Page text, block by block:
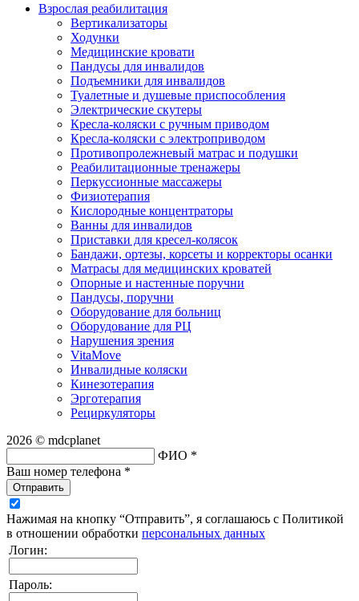
Взрослая реабилитация
Вертикализаторы
Ходунки
Медицинские кровати
Пандусы для инвалидов
Подъемники для инвалидов
Туалетные и душевые приспособления
Электрические скутеры
Кресла-коляски с ручным приводом
Кресла-коляски с электроприводом
Противопролежневый матрас и подушки
Реабилитационные тренажеры
Перкуссионные массажеры
Физиотерапия
Кислородные концентраторы
Ванны для инвалидов
Приставки для кресел-колясок
Бандажи, ортезы, корсеты и корректоры осанки
Матрасы для медицинских кроватей
Опорные и настенные поручни
Пандусы, поручни
Оборудование для больниц
Оборудование для РЦ
Нарушения зрения
VitaMove
Инвалидные коляски
Кинезотерапия
Эрготерапия
Рециркуляторы
2026 © mdcplanet
ФИО *
Ваш номер телефона *
Отправить
Нажимая на кнопку “Отправить”, я соглашаюсь с Политикой
в отношении обработки персональных данных
Логин:
Пароль: